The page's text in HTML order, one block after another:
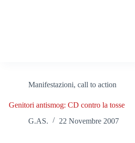
Manifestazioni, call to action
Genitori antismog: CD contro la tosse
G.AS.
22 Novembre 2007